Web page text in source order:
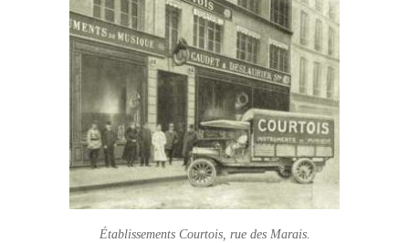
Établissements Courtois, rue des Marais.